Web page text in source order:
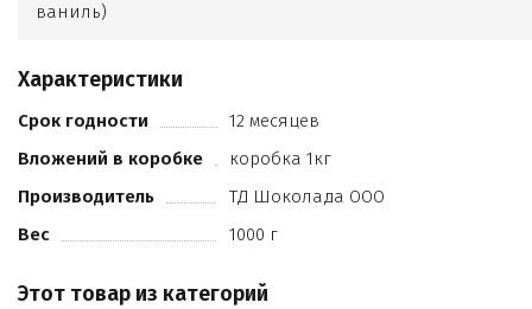
ваниль)
Характеристики
Срок годности
12 месяцев
Вложений в коробке
коробка 1кг
Производитель
ТД Шоколада ООО
Вес
1000 г
Этот товар из категорий